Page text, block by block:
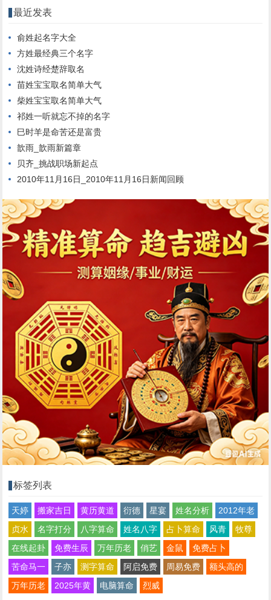
最近发表
俞姓起名字大全
方姓最经典三个名字
沈姓诗经楚辞取名
苗姓宝宝取名简单大气
柴姓宝宝取名简单大气
祁姓一听就忘不掉的名字
巳时羊是命苦还是富贵
歆雨_歆雨新篇章
贝齐_挑战职场新起点
2010年11月16日_2010年11月16日新闻回顾
标签列表
天婷 搬家吉日 黄历黄道 衍德 星宴 姓名分析
2012年老
贞水
名字打分 八字算命 姓名八字 占卜算命 风青
牧尊
在线起卦
免费生辰 万年历老 俏艺 金鼠
免费占卜
苦命马一
子亦 测字算命 阿启免费 周易免费
额头高的
万年历老
2025年黄 电脑算命 烈威